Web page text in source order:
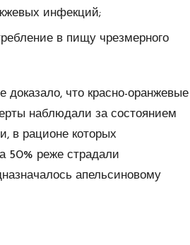
инфекций;
в пищу чрезмерного
доказало, что красно-оранжевые
наблюдали за состоянием
в рационе которых
50% реже страдали
апельсиновому